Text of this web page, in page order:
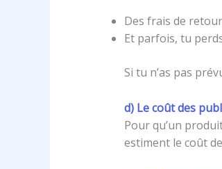
Des frais de
Et parfois, tu
Si tu n’as pas
d) Le coût des
Pour qu’un
estiment le coût